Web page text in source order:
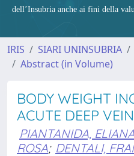
dell’Insubria anche ai fini della
IRIS SIARI UNINSUBRIA
Abstract (in Volume)
BODY WEIGHT
ACUTE DEEP
PIANTANIDA,
ROSA; DENTALI,